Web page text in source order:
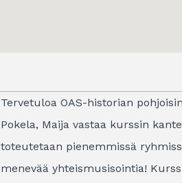
Tervetuloa OAS-historian
Pokela, Maija vastaa kurssin
toteutetaan pienemmissä
menevää yhteismusisointia!